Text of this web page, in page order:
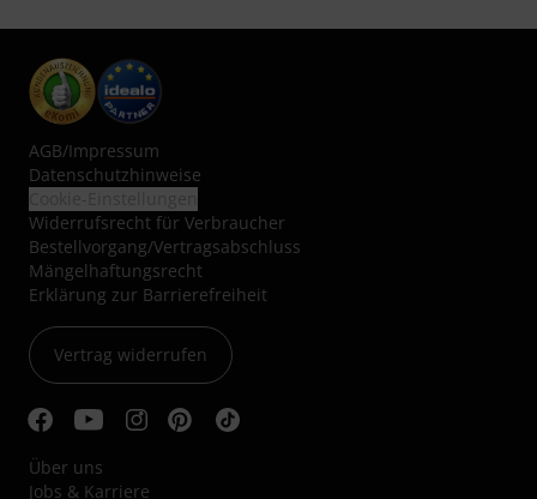
AGB/Impressum
Datenschutzhinweise
Widerrufsrecht für Verbraucher
Bestellvorgang/Vertragsabschluss
Mängelhaftungsrecht
Erklärung zur Barrierefreiheit
Vertrag widerrufen
Über uns
Jobs & Karriere